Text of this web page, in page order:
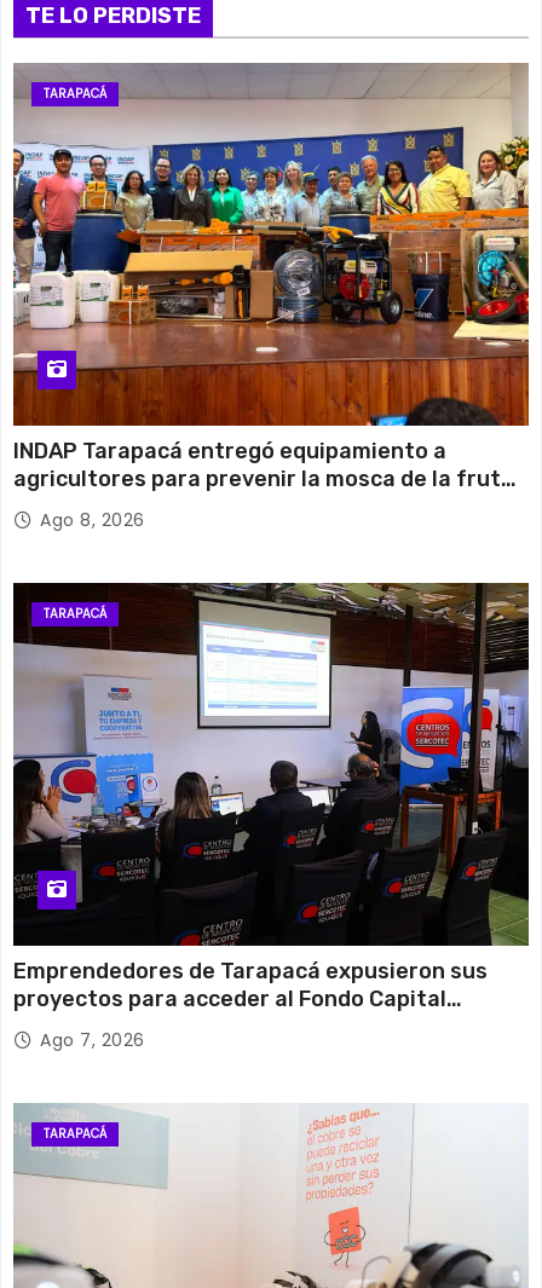
TE LO PERDISTE
TARAPACÁ
INDAP Tarapacá entregó equipamiento a
agricultores para prevenir la mosca de la fruta
en Pica
Ago 8, 2026
TARAPACÁ
Emprendedores de Tarapacá expusieron sus
proyectos para acceder al Fondo Capital
Semilla de SERCOTEC
Ago 7, 2026
TARAPACÁ